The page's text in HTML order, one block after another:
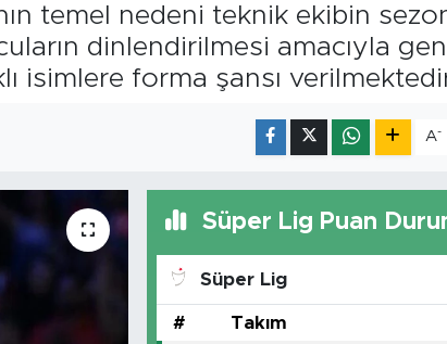
temel nedeni teknik ekibin
dinlendirilmesi amacıyla
isimlere forma şansı
A-
Süper Lig Puan
Süper Lig
# Takım